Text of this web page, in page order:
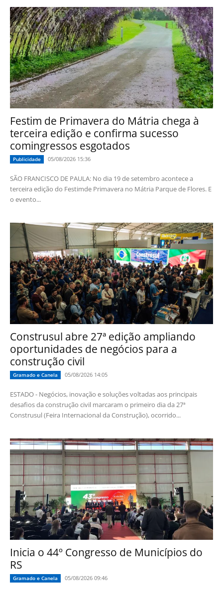
Festim de Primavera do Mátria chega à
terceira edição e confirma sucesso
comingressos esgotados
Publicidade 05/08/2026 15:36
SÃO FRANCISCO DE PAULA: No dia 19 de setembro acontece a
terceira edição do Festimde Primavera no Mátria Parque de Flores. E
o evento...
Construsul abre 27ª edição ampliando
oportunidades de negócios para a
construção civil
Gramado e Canela 05/08/2026 14:05
ESTADO - Negócios, inovação e soluções voltadas aos principais
desafios da construção civil marcaram o primeiro dia da 27ª
Construsul (Feira Internacional da Construção), ocorrido...
Inicia o 44º Congresso de Municípios do
RS
Gramado e Canela 05/08/2026 09:46